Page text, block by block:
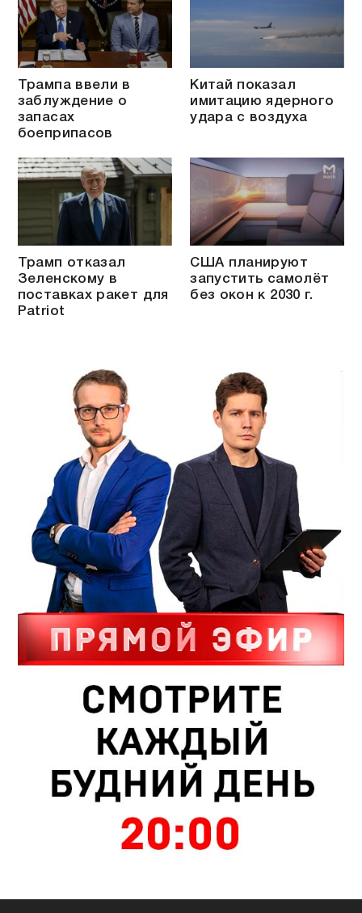
Трампа ввели в
заблуждение о
запасах
боеприпасов
Китай показал
имитацию ядерного
удара с воздуха
Трамп отказал
Зеленскому в
поставках ракет для
Patriot
США планируют
запустить самолёт
без окон к 2030 г.